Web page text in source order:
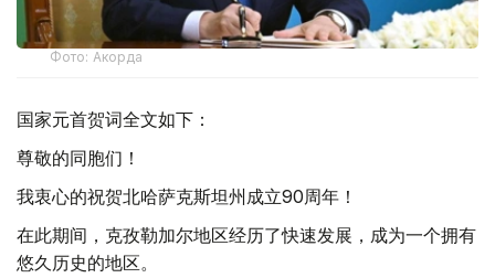
Фото: Акорда
国家元首贺词全文如下：
尊敬的同胞们！
我衷心的祝贺北哈萨克斯坦州成立90周年！
在此期间，克孜勒加尔地区经历了快速发展，成为一个拥有
悠久历史的地区。